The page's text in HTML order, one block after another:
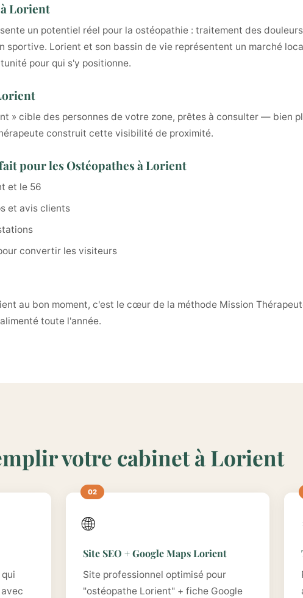
Lorient
un potentiel réel pour la ostéopathie : traitement des
sportive. Lorient et son bassin de vie représentent un marché
pour qui s'y positionne.
» cible des personnes de votre zone, prêtes à consulter — bien
construit cette visibilité de proximité.
pour les Ostéopathes à Lorient
et le 56
et avis clients
convertir les visiteurs
au bon moment, c'est le cœur de la méthode Mission
toute l'année.
votre cabinet à Lorient
🌐
Site SEO + Google Maps Lorient
Site professionnel optimisé pour
"ostéopathe Lorient" + fiche Google